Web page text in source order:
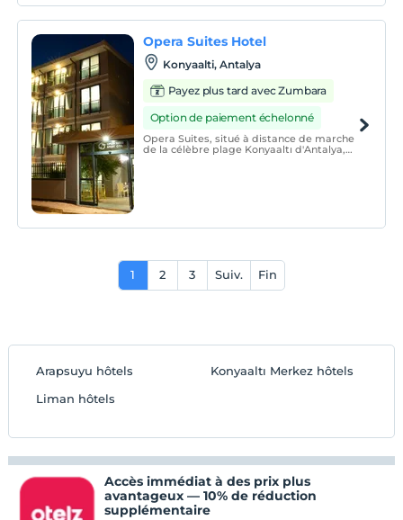
l'une des plus grandes plages du monde,
la prunelle des yeux d'Antalya, des centres
besoins.
Opera Suites Hotel
Konyaalti, Antalya
Payez plus tard avec Zumbara
Option de paiement échelonné
Opera Suites, situé à distance de marche
de la célèbre plage Konyaaltı d'Antalya,
1 2 3 Suiv. Fin
Arapsuyu hôtels
Konyaaltı Merkez hôtels
Liman hôtels
Accès immédiat à des prix plus
avantageux — 10% de réduction
supplémentaire